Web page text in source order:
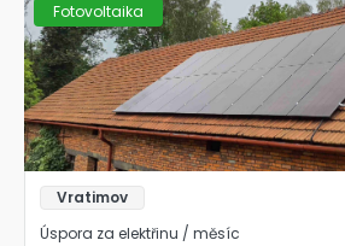
Fotovoltaika
Vratimov
Úspora za elektřinu / měsíc